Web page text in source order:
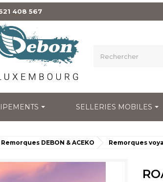
408 567
SELLERIES MOBILES
Remorques DEBON & ACEKO Remorques